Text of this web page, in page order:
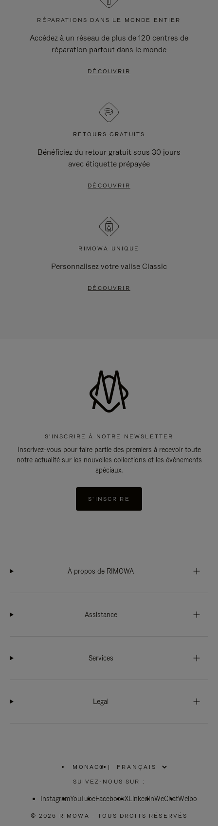
RÉPARATIONS DANS LE MONDE ENTIER
Accédez à un réseau de plus de 120 centres de
réparation partout dans le monde
DÉCOUVRIR
RETOURS GRATUITS
Bénéficiez du retour gratuit sous 30 jours
avec étiquette prépayée
DÉCOUVRIR
RIMOWA UNIQUE
Personnalisez votre valise Classic
DÉCOUVRIR
S'INSCRIRE À NOTRE NEWSLETTER
Inscrivez-vous pour faire partie des premiers à recevoir toute
notre actualité sur les nouvelles collections et les évènements
spéciaux.
S'INSCRIRE
À propos de RIMOWA
Assistance
Services
Legal
MONACO
SÉLECTIONNEZ
VOTRE
|
SUIVEZ-NOUS SUR :
InstagramYouTubeFacebookXLinkedInWeChatWeibo
© 2026 RIMOWA - TOUS DROITS RÉSERVÉS